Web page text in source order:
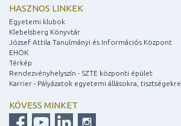
HASZNOS LINKEK
Egyetemi klubok
Klebelsberg Könyvtár
József Attila Tanulmányi és Információs Központ
EHÖK
Térkép
Rendezvényhelyszín - SZTE központi épület
Karrier - Pályázatok egyetemi állásokra, tisztségekre
KÖVESS MINKET